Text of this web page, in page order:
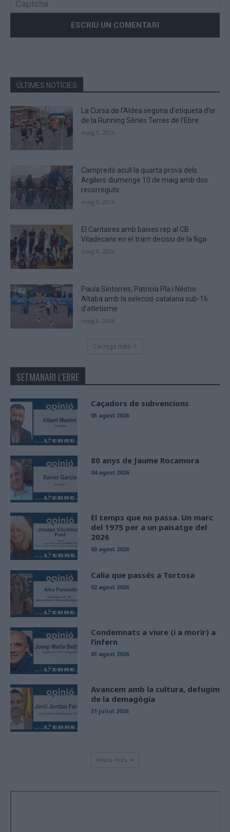
the
the
CAPTCHA
to
verify
that
you
ÚLTIMES NOTÍCIES
La Cursa de l’Aldea segona d’etiqueta d’or
de la Running Sèries Terres de l’Ebre
maig 9, 2026
Campredó acull la quarta prova dels
Argilers diumenge 10 de maig amb dos
recorreguts
maig 9, 2026
El Cantaires amb baixes rep al CB
Viladecans en el tram decisiu de la lliga
maig 9, 2026
Paula Sintorres, Patrícia Pla i Néstor
Altaba amb la selecció catalana sub-16
d’atletisme
maig 8, 2026
Carrega més
SETMANARI L'EBRE
Caçadors de subvencions
05 agost 2026
80 anys de Jaume Rocamora
04 agost 2026
El temps que no passa. Un marc
del 1975 per a un paisatge del
2026
03 agost 2026
Calia que passés a Tortosa
02 agost 2026
Condemnats a viure (i a morir) a
l’infern
01 agost 2026
Avancem amb la cultura, defugim
de la demagògia
31 juliol 2026
Veure més